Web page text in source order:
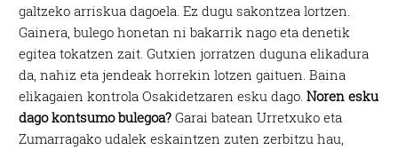
galtzeko arriskua dagoela. Ez dugu sakontzea lortzen.
Gainera, bulego honetan ni bakarrik nago eta denetik
egitea tokatzen zait. Gutxien jorratzen duguna elikadura
da, nahiz eta jendeak horrekin lotzen gaituen. Baina
elikagaien kontrola Osakidetzaren esku dago.Noren esku
dago kontsumo bulegoa? Garai batean Urretxuko eta
Zumarragako udalek eskaintzen zuten zerbitzu hau,